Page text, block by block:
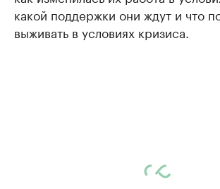
какой поддержки они ждут и что
выживать в условиях кризиса.